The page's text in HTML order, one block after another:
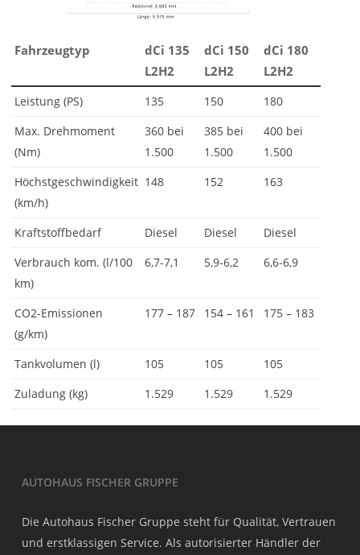
Fahrzeugtyp
dCi 135
L2H2
dCi 150
L2H2
dCi 180
L2H2
Leistung (PS) 135 150
180
Max. Drehmoment
(Nm)
360 bei
1.500
385 bei
1.500
400 bei
1.500
Höchstgeschwindigkeit
(km/h)
148 152 163
Kraftstoffbedarf Diesel Diesel
Diesel
Verbrauch kom. (l/100
km)
6,7-7,1 5,9-6,2 6,6-6,9
CO2-Emissionen
(g/km)
177 – 187 154 – 161 175 – 183
Tankvolumen (l) 105 105
105
Zuladung (kg)
1.529 1.529 1.529
AUTOHAUS FISCHER GRUPPE
Die Autohaus Fischer Gruppe steht für Qualität, Vertrauen
und erstklassigen Service. Als autorisierter Händler der